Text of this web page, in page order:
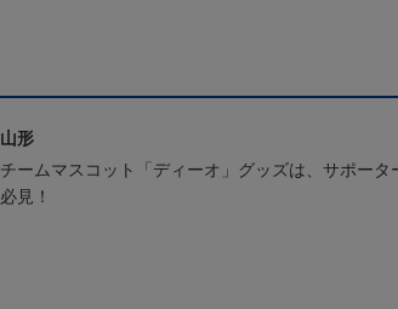
山形
チームマスコット「ディーオ」グッズは、サポータ
必見！